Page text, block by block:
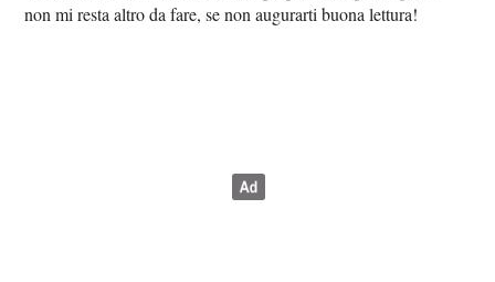
non mi resta altro da fare, se non augurarti buona lettura!